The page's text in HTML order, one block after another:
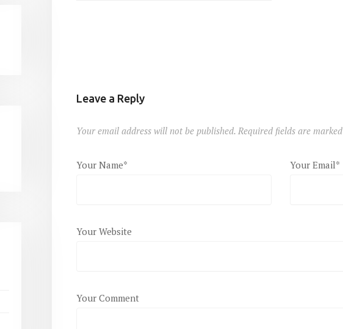
Leave a Reply
Your email address will not be published. Required fields are marked
Your Name* Your Email*
Your Website
Your Comment